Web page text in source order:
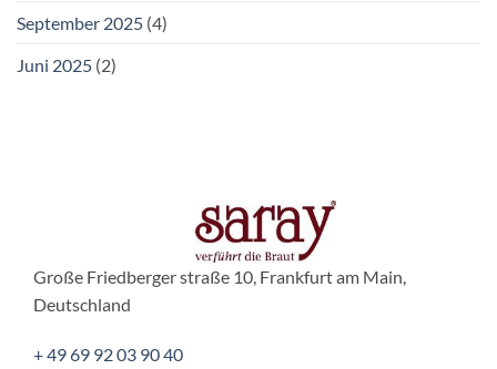
September 2025 (4)
Juni 2025 (2)
Große Friedberger straße 10, Frankfurt am Main,
Deutschland
+ 49 69 92 03 90 40